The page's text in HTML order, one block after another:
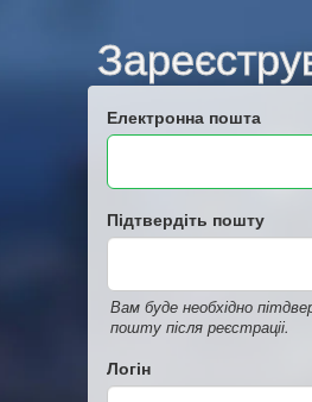
Електронна пошта
Підтвердіть пошту
Вам буде необхідно
пошту після реєстраціі.
Логін